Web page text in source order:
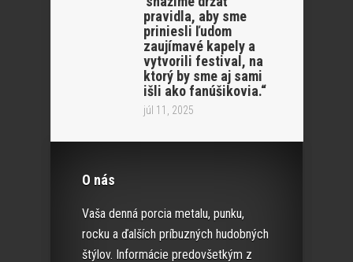
pravidla, aby sme
priniesli ľudom
zaujímavé kapely a
vytvorili festival, na
ktorý by sme aj sami
išli ako fanúšikovia.“
júl 11, 2025
O nás
Vaša denná porcia metalu, punku,
rocku a ďalších príbuzných hudobných
štýlov. Informácie predovšetkým z